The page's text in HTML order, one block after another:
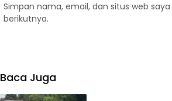
Simpan nama, email, dan situs web
berikutnya.
Baca Juga